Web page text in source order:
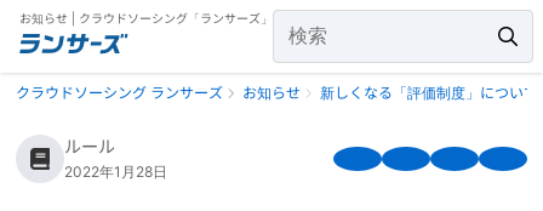
お知らせ | クラウドソーシング「ランサーズ」
クラウドソーシング ランサーズ お知らせ 新しくなる「評価制度」について
ルール
2022年1月28日